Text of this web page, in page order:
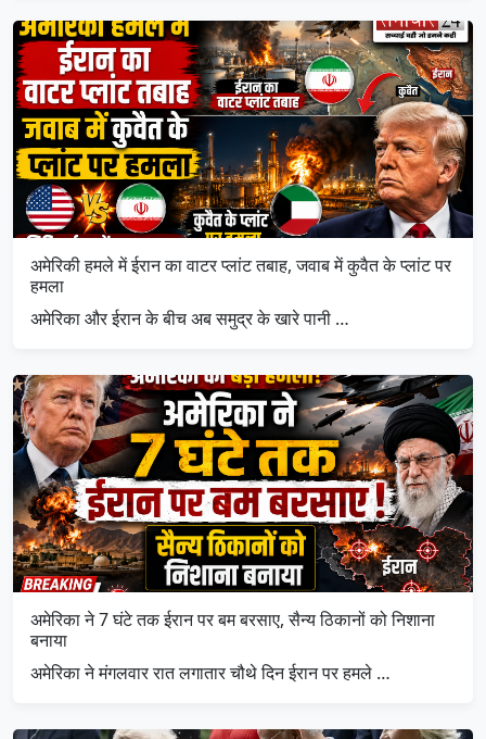
अमेरिकी हमले में ईरान का वाटर प्लांट तबाह, जवाब में कुवैत के प्लांट पर
हमला
अमेरिका और ईरान के बीच अब समुद्र के खारे पानी …
अमेरिका ने 7 घंटे तक ईरान पर बम बरसाए, सैन्य ठिकानों को निशाना
बनाया
अमेरिका ने मंगलवार रात लगातार चौथे दिन ईरान पर हमले …